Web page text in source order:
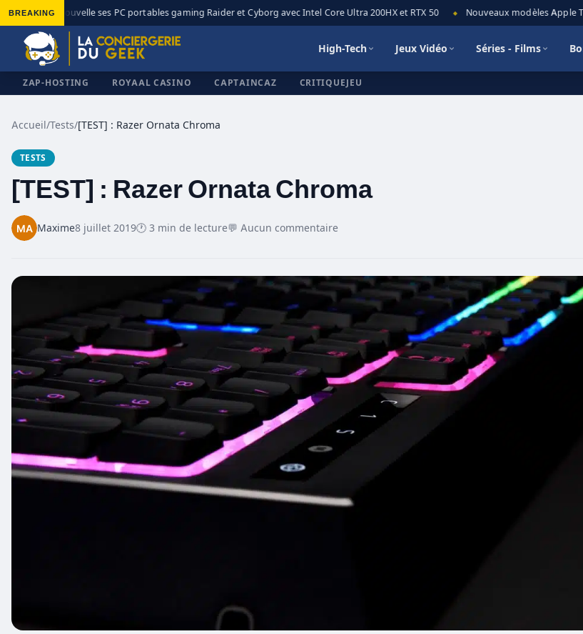
BREAKING
MSI renouvelle ses PC portables gaming Raider et Cyborg avec Intel Core Ultra 200HX et RTX 50 ◆ Nouveaux modèles Apple TV
High-Tech Jeux Vidéo Séries - Films
ZAP-HOSTING ROYAAL CASINO CAPTAINCAZ CRITIQUEJEU
Accueil/Tests/[TEST] : Razer Ornata Chroma
TESTS
[TEST] : Razer Ornata Chroma
Maxime8 juillet 2019🕐 3 min de lecture💬 Aucun commentaire